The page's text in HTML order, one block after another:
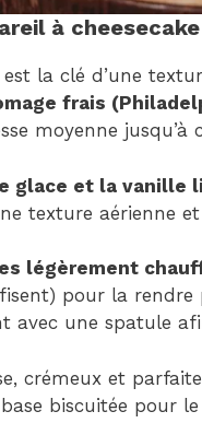
à cheesecake
est la clé d’une
frais
moyenne
glace et la vanille
texture aérienne et
légèrement
pour la rendre
avec une spatule
crémeux et
biscuitée pour